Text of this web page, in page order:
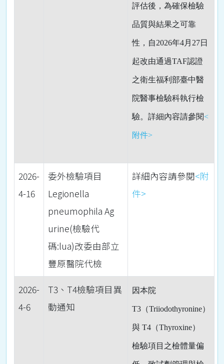
評估後，為確保檢驗
品質與結果之可靠
性，自2026年4月27日
起改由通過TAF認證
之衛生福利部臺中醫
院醫事檢驗科執行檢
驗。詳細內容請參閱<
附件>
2026-
4-16
委外檢驗項目
Legionella
pneumophila Ag
urine(檢驗代
碼:lua)改委由部立
豐原醫院代檢
詳細內容請參閱<附
件>
2026-
4-6
T3、T4檢驗項目異
動通知
因本院
T3 （Triiodothyronine）
與 T4 （Thyroxine）
檢驗項目之檢體量偏